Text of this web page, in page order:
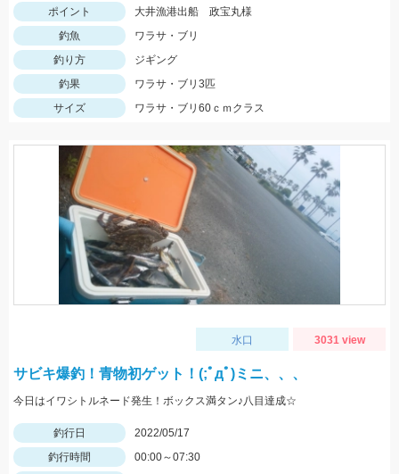
ポイント
大井漁港出船 政宝丸様
釣魚
ワラサ・ブリ
釣り方
ジギング
釣果
ワラサ・ブリ3匹
サイズ
ワラサ・ブリ60ｃｍクラス
水口 3031 view
サビキ爆釣！青物初ゲット！(;ﾟдﾟ)ミニ、、、
今日はイワシトルネード発生！ボックス満タン♪八目達成☆
釣行日
2022/05/17
釣行時間
00:00～07:30